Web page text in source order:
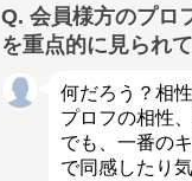
Q. 会員様方のプロ
を重点的に見られ
何だろう？相
プロフの相性
でも、一番の
で同感したり